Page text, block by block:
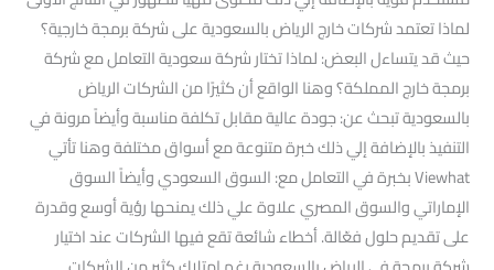
لماذا تعتمد شركات خارج الرياض بالسعودية على شركة برمجة خارجية؟
حيث قد يتساءل البعض: لماذا تختار شركة سعودية التعامل مع شركة
برمجة خارج المملكة؟ وهنا الواقع أن كثيرًا من الشركات الرياض
بالسعودية تبحث عن: جودة عالية مقابل تكلفة مناسبة وأيضاً مرونة في
التنفيذ بالإضافة إلي ذلك خبرة متنوعة مع أسواق مختلفة وهنا تأتي
Viewhat بخبرة في التعامل مع: السوق السعودي وأيضاً السوق
الإماراتي والسوق المصري علاوة علي ذلك يمنحها رؤية أوسع وقدرة
على تقديم حلول فعّالة. أخطاء شائعة تقع فيها الشركات عند اختيار